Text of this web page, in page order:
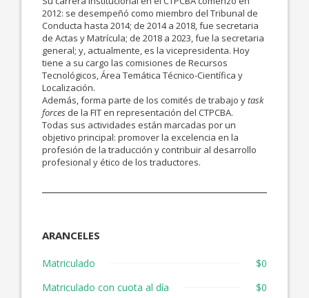
2012: se desempeñó como miembro del Tribunal de
Conducta hasta 2014; de 2014 a 2018, fue secretaria
de Actas y Matrícula; de 2018 a 2023, fue la secretaria
general; y, actualmente, es la vicepresidenta. Hoy
tiene a su cargo las comisiones de Recursos
Tecnológicos, Área Temática Técnico-Científica y
Localización.
Además, forma parte de los comités de trabajo ytask
forces de la FIT en representación del CTPCBA.
Todas sus actividades están marcadas por un
objetivo principal: promover la excelencia en la
profesión de la traducción y contribuir al desarrollo
profesional y ético de los traductores.
ARANCELES
Matriculado
$0
Matriculado con cuota al día
$0